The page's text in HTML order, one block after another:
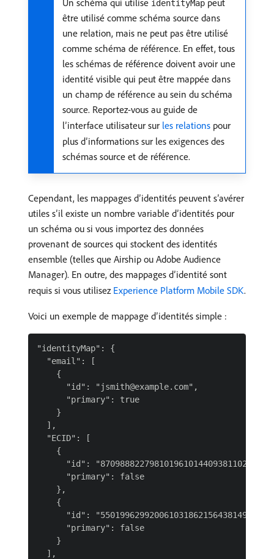
Un schéma qui utilise identityMap peut
être utilisé comme schéma source dans
une relation, mais ne peut pas être utilisé
comme schéma de référence. En effet, tous
les schémas de référence doivent avoir une
identité visible qui peut être mappée dans
un champ de référence au sein du schéma
source. Reportez-vous au guide de
l’interface utilisateur sur les relations pour
plus d’informations sur les exigences des
schémas source et de référence.
Cependant, les mappages d’identités peuvent s’avérer
utiles s’il existe un nombre variable d’identités pour
un schéma ou si vous importez des données
provenant de sources qui stockent des identités
ensemble (telles que Airship ou Adobe Audience
Manager). En outre, des mappages d’identité sont
requis si vous utilisez Experience Platform Mobile SDK.
Voici un exemple de mappage d’identités simple :
"identityMap": {
  "email": [
    {
      "id": "jsmith@example.com",
      "primary": true
    }
  ],
  "ECID": [
    {
"id":
      "primary": false
    },
    {
"id":
      "primary": false
    }
  ],